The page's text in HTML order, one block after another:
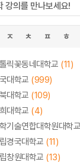
강의를 만나보세요!
ㅈ ㅊ ㅍ ㅎ
릭꽃동네대학교 (11)
대학교 (999)
대학교 (109)
대학교 (4)
기술연합대학원대학교
경국대학교 (11)
창원대학교 (13)